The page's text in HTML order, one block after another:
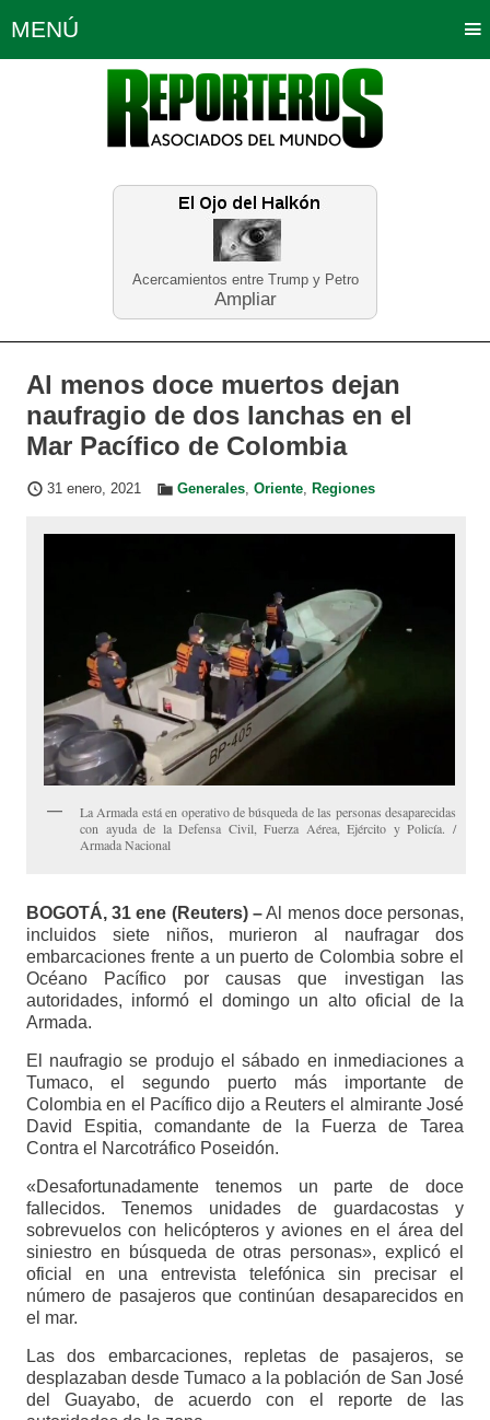
Acercamientos entre Trump y Petro
Ampliar
MENÚ
Política Opinión Bogotá
Planeta Tierra Deportes
Educación Neira
Al menos doce muertos dejan
naufragio de dos lanchas en el
Mar Pacífico de Colombia
31 enero, 2021 Generales, Oriente, Regiones
La Armada está en operativo de búsqueda de las personas desaparecidas
con ayuda de la Defensa Civil, Fuerza Aérea, Ejército y Policía. /
Armada Nacional
BOGOTÁ, 31 ene (Reuters) –Al menos doce personas,
incluidos siete niños, murieron al naufragar dos
embarcaciones frente a un puerto de Colombia sobre el
Océano Pacífico por causas que investigan las
autoridades, informó el domingo un alto oficial de la
Armada.
El naufragio se produjo el sábado en inmediaciones a
Tumaco, el segundo puerto más importante de
Colombia en el Pacífico dijo a Reuters el almirante José
David Espitia, comandante de la Fuerza de Tarea
Contra el Narcotráfico Poseidón.
«Desafortunadamente tenemos un parte de doce
fallecidos. Tenemos unidades de guardacostas y
sobrevuelos con helicópteros y aviones en el área del
siniestro en búsqueda de otras personas», explicó el
oficial en una entrevista telefónica sin precisar el
número de pasajeros que continúan desaparecidos en
el mar.
Las dos embarcaciones, repletas de pasajeros, se
desplazaban desde Tumaco a la población de San José
del Guayabo, de acuerdo con el reporte de las